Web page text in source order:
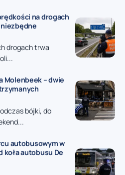
na drogach
niezbędne
drogach trwa
Molenbeek – dwie
bójki, do
autobusowym w
koła autobusu De